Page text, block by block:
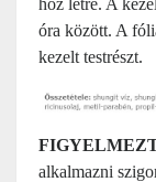
hoz létre. A
óra között. A
kezelt testrészt.
alkalmazni